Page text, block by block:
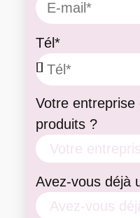
Tél*
Votre
produits ?
Avez-vous déjà